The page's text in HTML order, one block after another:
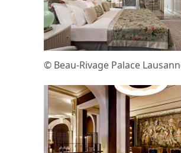
© Beau-Rivage Palace